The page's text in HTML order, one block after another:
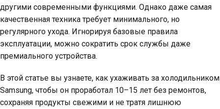
другими современными функциями. Однако даже самая
качественная техника требует минимального, но
регулярного ухода. Игнорируя базовые правила
эксплуатации, можно сократить срок службы даже
премиального устройства.
В этой статье вы узнаете, как ухаживать за холодильником
Samsung, чтобы он проработал 10–15 лет без ремонтов,
сохраняя продукты свежими и не тратя лишнюю